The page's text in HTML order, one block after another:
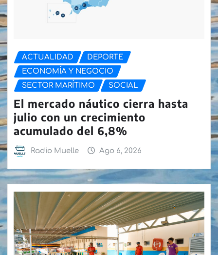
ACTUALIDAD
DEPORTE
ECONOMÍA Y NEGOCIO
SECTOR MARÍTIMO
SOCIAL
El mercado náutico cierra hasta
julio con un crecimiento
acumulado del 6,8%
Radio Muelle Ago 6, 2026